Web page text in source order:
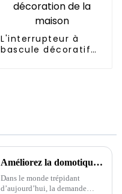
L'interrupteur à
bascule décoratif
Améliorez la domotique avec des prises Wi-Fi intelligentes
Dans le monde trépidant
d’aujourd’hui, la demande